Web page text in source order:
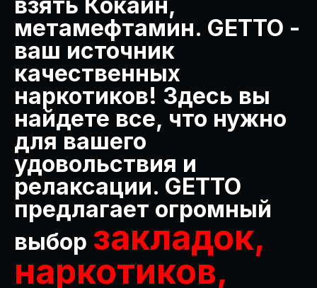
взять Кокаин,
метамефтамин. GETTO -
ваш источник
качественных
наркотиков! Здесь вы
найдете все, что нужно
для вашего
удовольствия и
релаксации. GETTO
предлагает огромный
выбор закладок,
наркотиков,